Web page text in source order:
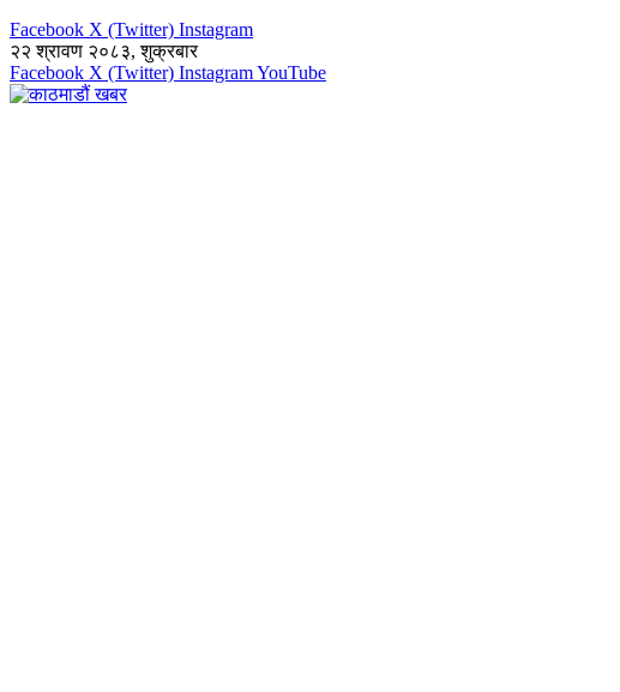
Facebook X (Twitter) Instagram
२२ श्रावण २०८३, शुक्रबार
Facebook X (Twitter) InstagramYouTube